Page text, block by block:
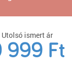
Utolsó ismert ár
999 Ft